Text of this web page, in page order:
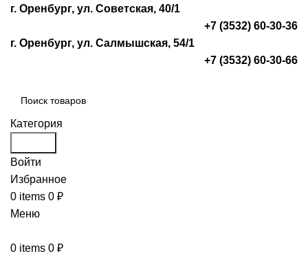
г. Оренбург, ул. Советская, 40/1
+7 (3532) 60-30-36
г. Оренбург, ул. Салмышская, 54/1
+7 (3532) 60-30-66
Категория
Войти
Избранное
0 items 0 ₽
Меню
0 items 0 ₽